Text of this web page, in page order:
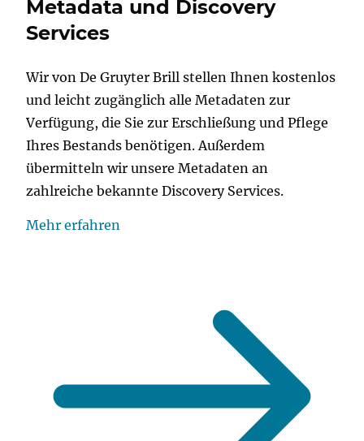
Metadata und Discovery
Services
Wir von De Gruyter Brill stellen Ihnen kostenlos
und leicht zugänglich alle Metadaten zur
Verfügung, die Sie zur Erschließung und Pflege
Ihres Bestands benötigen. Außerdem
übermitteln wir unsere Metadaten an
zahlreiche bekannte Discovery Services.
Mehr erfahren